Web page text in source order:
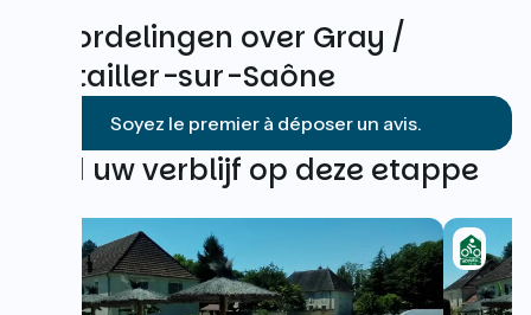
Beoordelingen over Gray /
Pontailler-sur-Saône
Soyez le premier à déposer un avis.
Vind uw verblijf op deze etappe